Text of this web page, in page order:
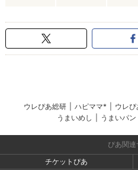
ウレぴあ総研 ハピママ* ウレ
うまいめし
うまいパン
ぴあ関連
チケットぴあ